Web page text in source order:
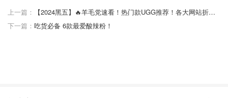
上一篇：
【2024黑五】🔥羊毛党速看！热门款UGG推荐！各大网站折扣对比一网打尽！
下一篇： 吃货必备 6款最爱酸辣粉！